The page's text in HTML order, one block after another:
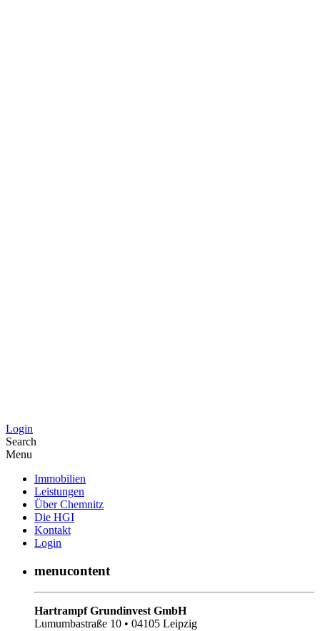
Login
Search
Menu
Immobilien
Leistungen
Über Chemnitz
Die HGI
Kontakt
Login
menucontent
Hartrampf Grundinvest GmbH
Lumumbastraße 10 • 04105 Leipzig